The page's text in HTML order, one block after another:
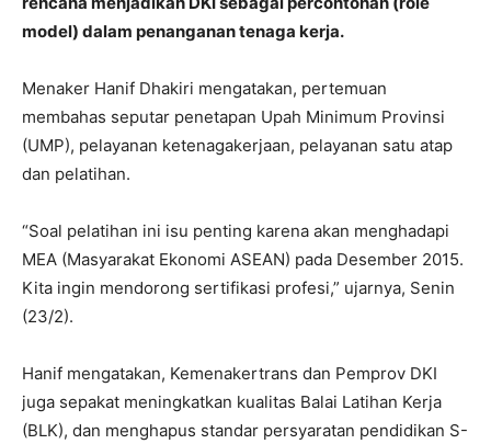
model) dalam penanganan tenaga kerja.
Menaker Hanif Dhakiri mengatakan, pertemuan
membahas seputar penetapan Upah Minimum Provinsi
(UMP), pelayanan ketenagakerjaan, pelayanan satu atap
dan pelatihan.
“Soal pelatihan ini isu penting karena akan menghadapi
MEA (Masyarakat Ekonomi ASEAN) pada Desember 2015.
Kita ingin mendorong sertifikasi profesi,” ujarnya, Senin
(23/2).
Hanif mengatakan, Kemenakertrans dan Pemprov DKI
juga sepakat meningkatkan kualitas Balai Latihan Kerja
(BLK), dan menghapus standar persyaratan pendidikan S-